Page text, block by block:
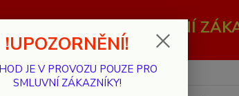
POUZE PRO SMLUVNÍ
!UPOZORNĚNÍ!
JE V PROVOZU POUZE PRO
SMLUVNÍ ZÁKAZNÍKY!